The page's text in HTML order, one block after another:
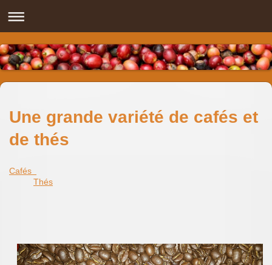
Une grande variété de cafés et
de thés
Cafés
Thés